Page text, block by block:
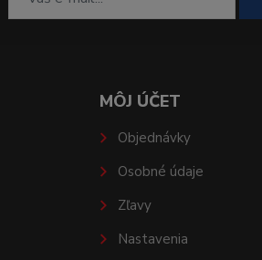
MÔJ ÚČET
Objednávky
Osobné údaje
Zľavy
Nastavenia